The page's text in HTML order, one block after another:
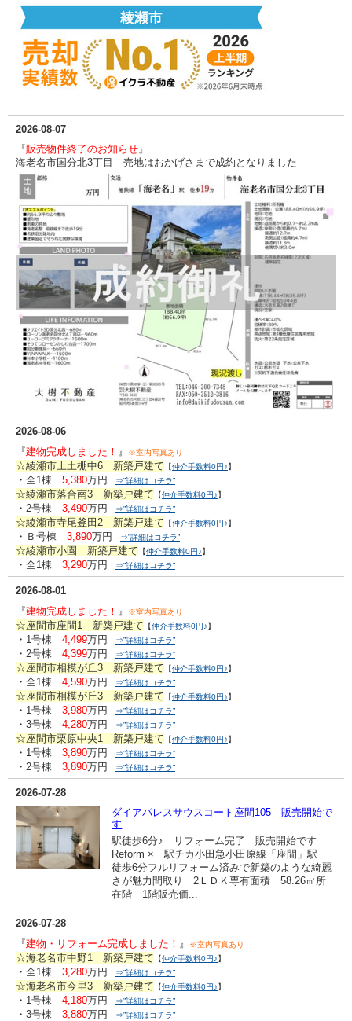
2026-08-07
『販売物件終了のお知らせ 』
海老名市国分北3丁目 売地はおかげさまで成約となりました
2026-08-06
『建物完成しました！ 』 ※室内写真あり
☆綾瀬市上土棚中6 新築戸建て 【仲介手数料0円♪】
・全1棟 5,380万円 ⇒”詳細はコチラ”
☆綾瀬市落合南3 新築戸建て 【仲介手数料0円♪】
・2号棟 3,490万円 ⇒”詳細はコチラ”
☆綾瀬市寺尾釜田2 新築戸建て 【仲介手数料0円♪】
・Ｂ号棟 3,890万円 ⇒”詳細はコチラ”
☆綾瀬市小園 新築戸建て 【仲介手数料0円♪】
・全1棟 3,290万円 ⇒”詳細はコチラ”
2026-08-01
『建物完成しました！ 』 ※室内写真あり
☆座間市座間1 新築戸建て 【仲介手数料0円♪】
・1号棟 4,499万円 ⇒”詳細はコチラ”
・2号棟 4,399万円 ⇒”詳細はコチラ”
☆座間市相模が丘3 新築戸建て 【仲介手数料0円♪】
・全1棟 4,590万円 ⇒”詳細はコチラ”
☆座間市相模が丘3 新築戸建て 【仲介手数料0円♪】
・1号棟 3,980万円 ⇒”詳細はコチラ”
・3号棟 4,280万円 ⇒”詳細はコチラ”
☆座間市栗原中央1 新築戸建て 【仲介手数料0円♪】
・1号棟 3,890万円 ⇒”詳細はコチラ”
・2号棟 3,890万円 ⇒”詳細はコチラ”
2026-07-28
ダイアパレスサウスコート座間105 販売開始で
す
駅徒歩6分♪ リフォーム完了 販売開始です
Reform × 駅チカ小田急小田原線「座間」駅
徒歩6分フルリフォーム済みで新築のような綺麗
さが魅力間取り 2ＬＤＫ専有面積 58.26㎡所
在階 1階販売価...
2026-07-28
『建物・リフォーム完成しました！ 』 ※室内写真あり
☆海老名市中野1 新築戸建て 【仲介手数料0円♪】
・全1棟 3,280万円 ⇒”詳細はコチラ”
☆海老名市今里3 新築戸建て 【仲介手数料0円♪】
・1号棟 4,180万円 ⇒”詳細はコチラ”
・3号棟 3,880万円 ⇒”詳細はコチラ”